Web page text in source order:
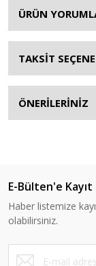
ÜRÜN
TAKSİT
ÖNERİLERİNİZ
E-Bülten'e Kayıt
Haber listemize
olabilirsiniz.